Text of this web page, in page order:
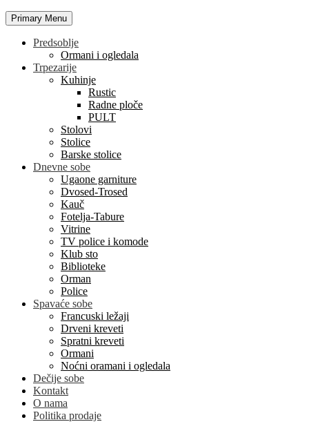
Primary Menu
Predsoblje
Ormani i ogledala
Trpezarije
Kuhinje
Rustic
Radne ploče
PULT
Stolovi
Stolice
Barske stolice
Dnevne sobe
Ugaone garniture
Dvosed-Trosed
Kauč
Fotelja-Tabure
Vitrine
TV police i komode
Klub sto
Biblioteke
Orman
Police
Spavaće sobe
Francuski ležaji
Drveni kreveti
Spratni kreveti
Ormani
Noćni oramani i ogledala
Dečije sobe
Kontakt
O nama
Politika prodaje